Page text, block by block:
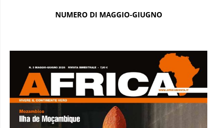
NUMERO DI MAGGIO-GIUGNO